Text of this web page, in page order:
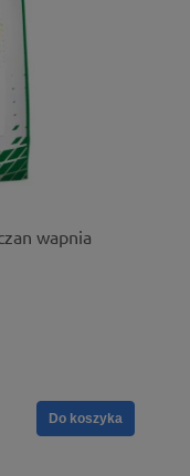
wapnia
Do koszyka